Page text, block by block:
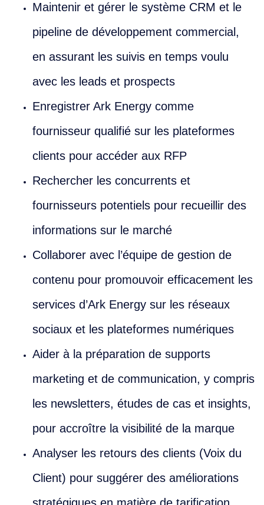
Maintenir et gérer le système CRM et le
pipeline de développement commercial,
en assurant les suivis en temps voulu
avec les leads et prospects
Enregistrer Ark Energy comme
fournisseur qualifié sur les plateformes
clients pour accéder aux RFP
Rechercher les concurrents et
fournisseurs potentiels pour recueillir des
informations sur le marché
Collaborer avec l’équipe de gestion de
contenu pour promouvoir efficacement les
services d’Ark Energy sur les réseaux
sociaux et les plateformes numériques
Aider à la préparation de supports
marketing et de communication, y compris
les newsletters, études de cas et insights,
pour accroître la visibilité de la marque
Analyser les retours des clients (Voix du
Client) pour suggérer des améliorations